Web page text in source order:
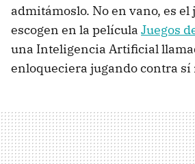
admitámoslo. No en vano, es el
escogen en la película Juegos
una Inteligencia Artificial
enloqueciera jugando contra sí